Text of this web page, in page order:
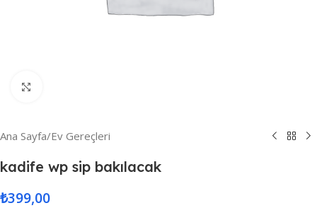
Ana Sayfa/Ev Gereçleri
kadife wp sip bakılacak
₺399,00